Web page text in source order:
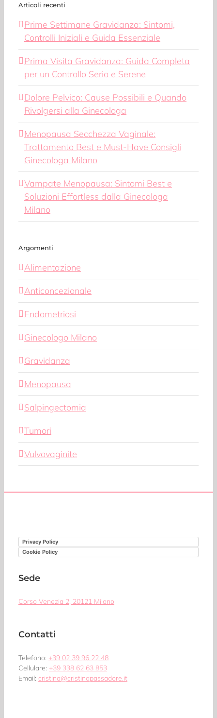
Articoli recenti
Prime Settimane Gravidanza: Sintomi,
Controlli Iniziali e Guida Essenziale
Prima Visita Gravidanza: Guida Completa
per un Controllo Serio e Serene
Dolore Pelvico: Cause Possibili e Quando
Rivolgersi alla Ginecologa
Menopausa Secchezza Vaginale:
Trattamento Best e Must-Have Consigli
Ginecologa Milano
Vampate Menopausa: Sintomi Best e
Soluzioni Effortless dalla Ginecologa
Milano
Argomenti
Alimentazione
Anticoncezionale
Endometriosi
Ginecologo Milano
Gravidanza
Menopausa
Salpingectomia
Tumori
Vulvovaginite
Privacy Policy
Cookie Policy
Sede
Corso Venezia 2, 20121 Milano
Contatti
Telefono: +39 02 39 96 22 48
Cellulare: +39 338 62 63 853
Email: cristina@cristinapassadore.it